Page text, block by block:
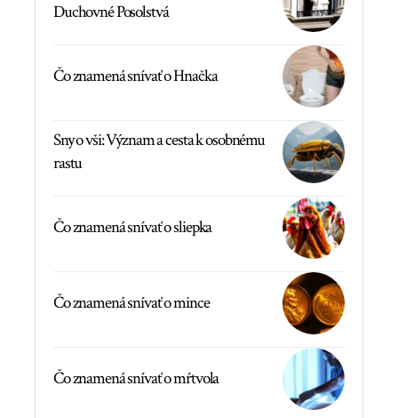
Duchovné Posolstvá
Čo znamená snívať o Hnačka
Sny o vši: Význam a cesta k osobnému
rastu
Čo znamená snívať o sliepka
Čo znamená snívať o mince
Čo znamená snívať o mŕtvola